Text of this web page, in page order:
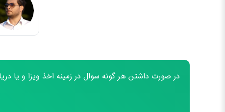
در صورت داشتن هر گونه سوال در زمینه اخذ ویزا و یا